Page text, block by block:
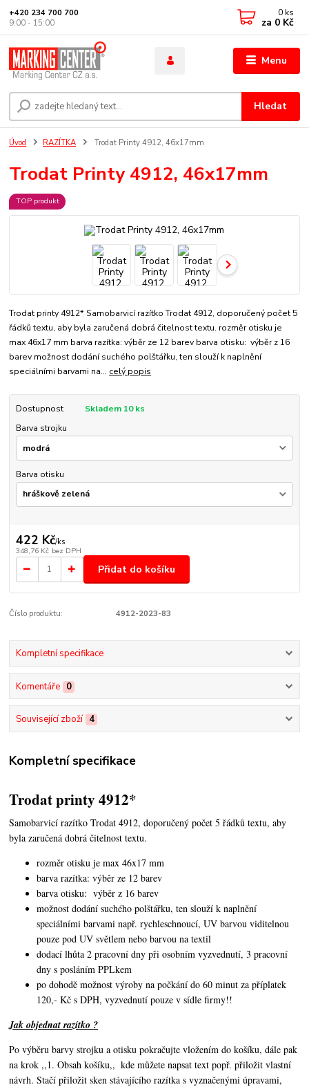
Menu
Hledat
+420 234 700 700
9:00 - 15:00
0 ks
za 0 Kč
Úvod RAZÍTKA Trodat Printy 4912, 46x17mm
Trodat Printy 4912, 46x17mm
TOP produkt
Trodat printy 4912* Samobarvicí razítko Trodat 4912, doporučený počet 5
řádků textu, aby byla zaručená dobrá čitelnost textu. rozměr otisku je
max 46x17 mm barva razítka: výběr ze 12 barev barva otisku: výběr z 16
barev možnost dodání suchého polštářku, ten slouží k naplnění
speciálními barvami na... celý popis
Dostupnost
Skladem 10 ks
Barva strojku
Barva otisku
422 Kč/ks
348,76 Kč bez DPH
Přidat do košíku
Číslo produktu: 4912-2023-83
Kompletní specifikace
Komentáře 0
Související zboží 4
Kompletní specifikace
Trodat printy 4912*
Samobarvicí razítko Trodat 4912, doporučený počet 5 řádků textu,aby
byla zaručená dobrá čitelnost textu.
rozměr otisku je max 46x17 mm
barva razítka: výběr ze 12 barev
barva otisku: výběr z 16 barev
možnost dodání suchého polštářku, ten slouží k naplnění
speciálními barvami např. rychleschnoucí, UV barvou viditelnou
pouze pod UV světlem nebo barvou na textil
dodací lhůta 2 pracovní dny při osobním vyzvednutí, 3 pracovní
dny s posláním PPLkem
po dohodě možnost výroby na počkání do 60 minut za příplatek
120,- Kč s DPH, vyzvednutí pouze v sídle firmy!!
Jak objednat razítko ?
Po výběru barvy strojku a otisku pokračujte vložením do košíku, dále pak
na krok ,,1. Obsah košíku,, kde můžete napsat text popř. přiložit vlastní
návrh. Stačí přiložit sken stávajícího razítka s vyznačenými úpravami,